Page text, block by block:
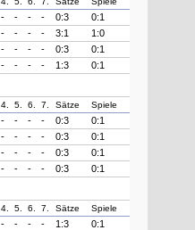
- - - - 0:3
0:1
- - - - 3:1
1:0
- - - - 0:3
0:1
- - - - 1:3 0:1
4. 5. 6. 7. Sätze Spiele
- - - - 0:3
0:1
- - - - 0:3
0:1
- - - - 0:3
0:1
- - - - 0:3 0:1
4. 5. 6. 7. Sätze Spiele
- - - - 1:3
0:1